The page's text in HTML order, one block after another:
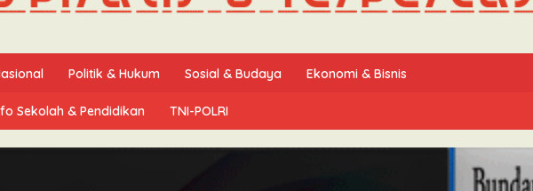
Politik & Hukum Sosial & Budaya Ekonomi & Bisnis
Sekolah & Pendidikan TNI-POLRI